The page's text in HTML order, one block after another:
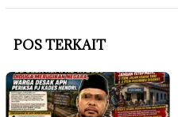
POS TERKAIT